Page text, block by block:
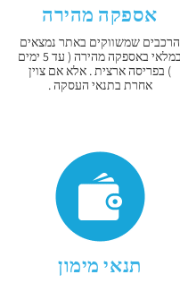
אספקה מהירה
הרכבים שמשווקים באתר נמצאים
במלאי באספקה מהירה ( עד 5 ימים
) בפריסה ארצית . אלא אם צוין
אחרת בתנאי העסקה .
תנאי מימון